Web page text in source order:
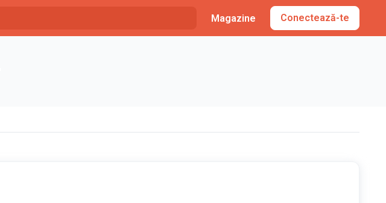
Magazine Conectează-te